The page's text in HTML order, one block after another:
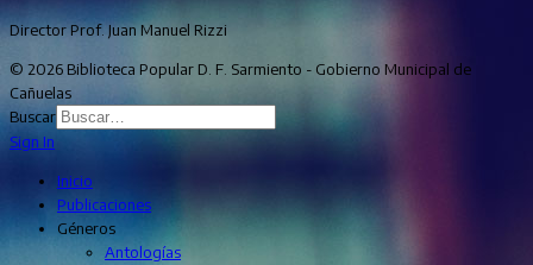
Director Prof. Juan Manuel Rizzi
© 2026 Biblioteca Popular D. F. Sarmiento - Gobierno Municipal de
Cañuelas
Buscar
Sign In
Inicio
Publicaciones
Géneros
Antologías